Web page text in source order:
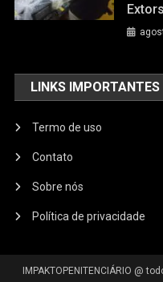
LINKS IMPORTANTES
Termo de uso
Contato
Sobre nós
Política de privacidade
IMPAKTOPENITENCIÁRIO @